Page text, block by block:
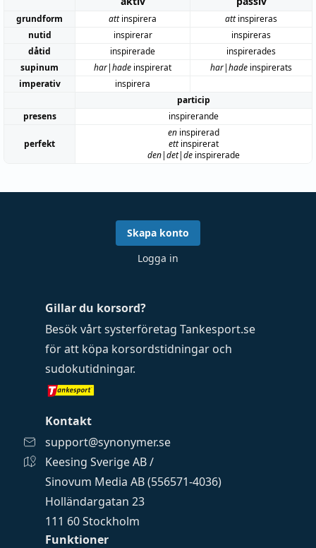
grundform attinspirera attinspireras
nutid
inspirerar
inspireras
dåtid
inspirerade
inspirerades
supinum
har|hade inspirerat har|hade inspirerats
imperativ
inspirera
particip
presens
inspirerande
perfekt
en inspirerad
ettinspirerat
den|det|de inspirerade
Funktioner
Gillar du korsord?
Besök vårt systerföretag Tankesport.se
för att köpa korsordstidningar och
sudokutidningar.
Kontakt
support@synonymer.se
Keesing Sverige AB /
Sinovum Media AB (556571-4036)
Holländargatan 23
111 60 Stockholm
Skapa konto
Logga in